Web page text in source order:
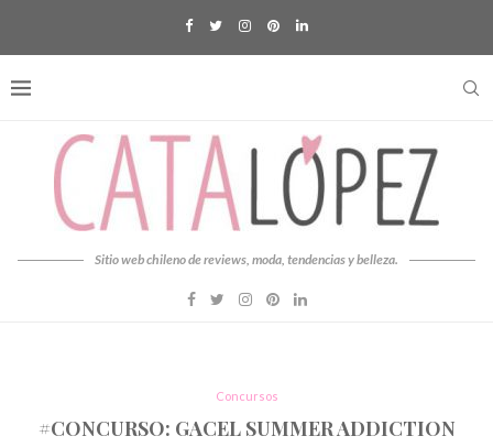
Sitio web chileno de reviews, moda, tendencias y belleza.
Concursos
#CONCURSO: GACEL SUMMER ADDICTION